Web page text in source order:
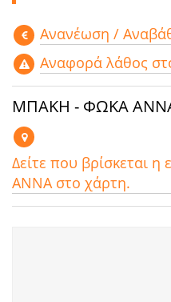
Aνανέωση /
Αναφορά λάθος
ΜΠΑΚΗ - ΦΩΚΑ
Δείτε που βρίσκεται
ΑΝΝΑ στο χάρτη.